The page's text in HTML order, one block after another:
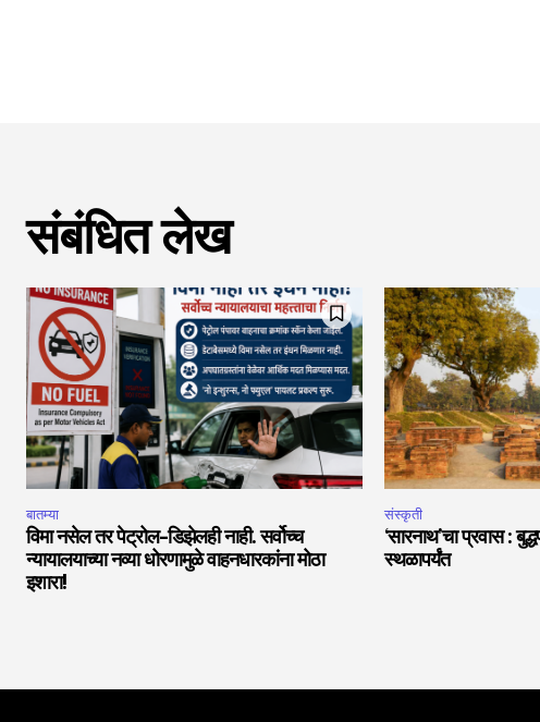
संबंधित लेख
बातम्या
विमा नसेल तर पेट्रोल-डिझेलही नाही. सर्वोच्च
न्यायालयाच्या नव्या धोरणामुळे वाहनधारकांना मोठा
इशारा!
संस्कृती
‘सारनाथ’चा प्रवास :
स्थळापर्यंत